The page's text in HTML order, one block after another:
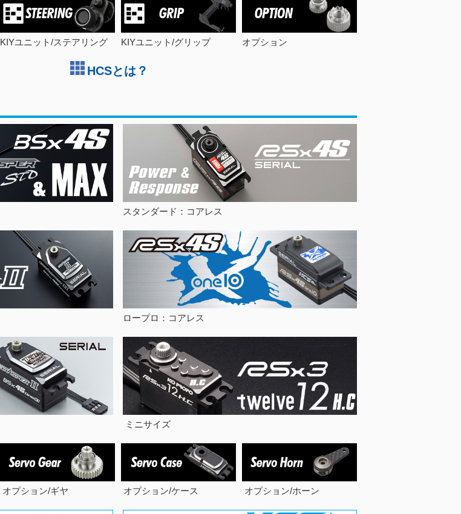
KIYユニット/ステアリング KIYユニット/グリップ オプション
HCSとは？
スタンダード：コアレス
ロープロ：コアレス
ミニサイズ
オプション/ギヤ オプション/ケース オプション/ホーン